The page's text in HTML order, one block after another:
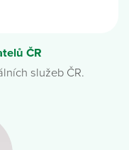
ČR
služeb ČR.